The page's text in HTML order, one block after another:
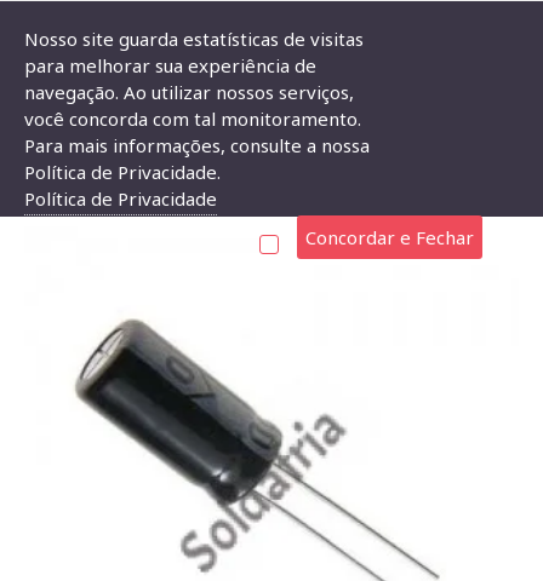
Capacitor Eletrolítico 47uF X 25V
CAPACITOR ELETROLÍTICO 47UF X 25V
Nosso site guarda estatísticas de visitas
para melhorar sua experiência de
navegação. Ao utilizar nossos serviços,
você concorda com tal monitoramento.
Para mais informações, consulte a nossa
Política de Privacidade.
Política de Privacidade
Concordar e Fechar